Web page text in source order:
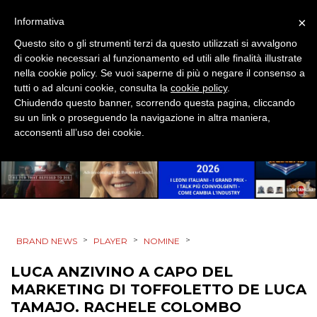
CINEMA
DIGITALE
ESTERNA
TV
BRAND NEWS > PLAYER > NOMINE >
LUCA ANZIVINO A CAPO DEL
MARKETING DI TOFFOLETTO DE LUCA
TAMAJO. RACHELE COLOMBO
×
Informativa
Questo sito o gli strumenti terzi da questo utilizzati si avvalgono
di cookie necessari al funzionamento ed utili alle finalità illustrate
nella cookie policy. Se vuoi saperne di più o negare il consenso a
tutti o ad alcuni cookie, consulta la cookie policy.
Chiudendo questo banner, scorrendo questa pagina, cliccando
su un link o proseguendo la navigazione in altra maniera,
acconsenti all’uso dei cookie.